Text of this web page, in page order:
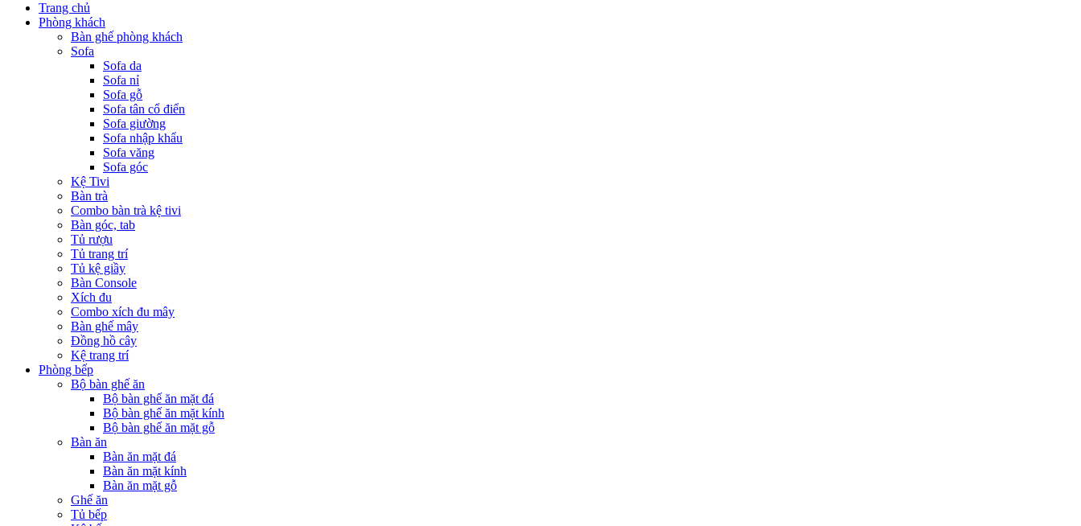
Trang chủ
Phòng khách
Bàn ghế phòng khách
Sofa
Sofa da
Sofa nỉ
Sofa gỗ
Sofa tân cổ điển
Sofa giường
Sofa nhập khẩu
Sofa văng
Sofa góc
Kệ Tivi
Bàn trà
Combo bàn trà kệ tivi
Bàn góc, tab
Tủ rượu
Tủ trang trí
Tủ kệ giầy
Bàn Console
Xích đu
Combo xích đu mây
Bàn ghế mây
Đồng hồ cây
Kệ trang trí
Phòng bếp
Bộ bàn ghế ăn
Bộ bàn ghế ăn mặt đá
Bộ bàn ghế ăn mặt kính
Bộ bàn ghế ăn mặt gỗ
Bàn ăn
Bàn ăn mặt đá
Bàn ăn mặt kính
Bàn ăn mặt gỗ
Ghế ăn
Tủ bếp